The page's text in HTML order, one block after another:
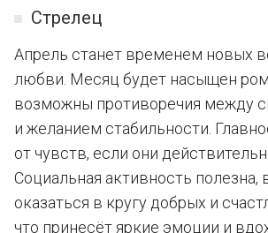
Стрелец
Апрель станет временем новых
любви. Месяц будет насыщен
возможны противоречия между
и желанием стабильности.
от чувств, если они
Социальная активность
оказаться в кругу добрых и
что принесёт яркие эмоции и